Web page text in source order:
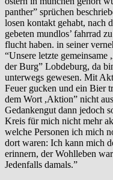
panther” sprüchen
losen kontakt gehabt, nach
gebeten mundlos’ fahrrad
flucht haben. in seiner
“Unsere letzte
der Burg” Lobdeburg, da
unterwegs gewesen. Mit
Feuer gucken und ein Bier
dem Wort ,Aktion” nicht
Gedankengut dann jedoch
Kreis für mich nicht mehr
welche Personen ich mich
dort waren: Ich kann mich
erinnern, der Wohlleben
Jedenfalls damals.”